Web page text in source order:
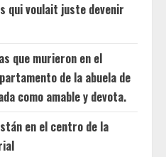
qui voulait juste devenir
que murieron en el
de la abuela de
como amable y devota.
en el centro de la